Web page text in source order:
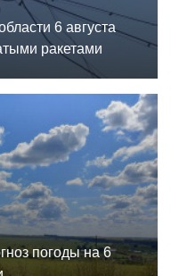
6 августа
ракетами
погоды на 6